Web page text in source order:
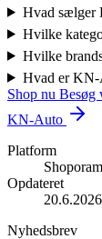
Hvad sælger
Hvilke
Hvilke
Hvad er KN-
Shop nu Besøg
KN-Auto
Platform
Opdateret
20.6.2026
Nyhedsbrev